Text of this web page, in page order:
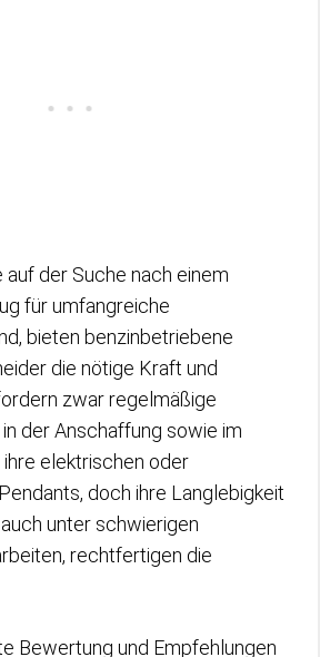
auf der Suche nach einem
für umfangreiche
bieten benzinbetriebene
die nötige Kraft und
zwar regelmäßige
der Anschaffung sowie im
elektrischen oder
doch ihre Langlebigkeit
unter schwierigen
rechtfertigen die
Bewertung und Empfehlungen